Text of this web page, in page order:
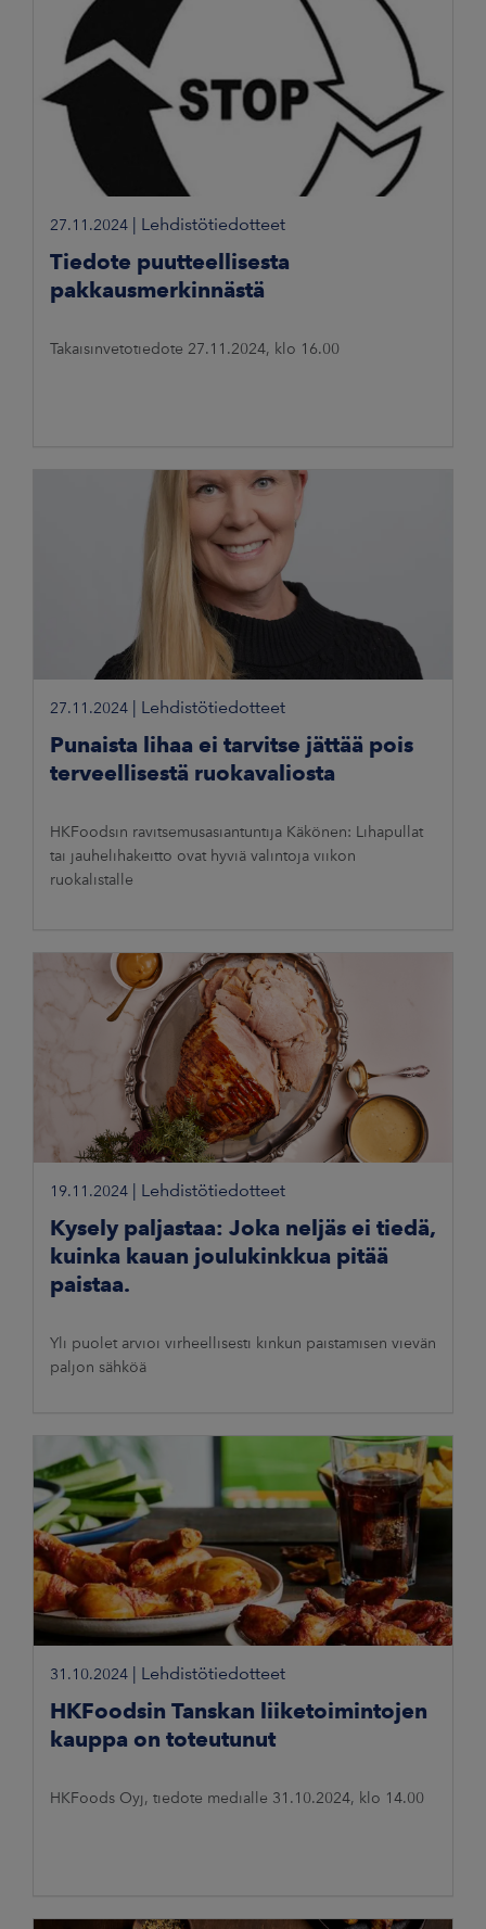
27.11.2024 Lehdistötiedotteet
Tiedote puutteellisesta
pakkausmerkinnästä
Takaisinvetotiedote 27.11.2024, klo 16.00
27.11.2024 Lehdistötiedotteet
Punaista lihaa ei tarvitse jättää pois
terveellisestä ruokavaliosta
HKFoodsin ravitsemusasiantuntija Käkönen: Lihapullat
tai jauhelihakeitto ovat hyviä valintoja viikon
ruokalistalle
19.11.2024 Lehdistötiedotteet
Kysely paljastaa: Joka neljäs ei tiedä,
kuinka kauan joulukinkkua pitää
paistaa.
Yli puolet arvioi virheellisesti kinkun paistamisen vievän
paljon sähköä
31.10.2024 Lehdistötiedotteet
HKFoodsin Tanskan liiketoimintojen
kauppa on toteutunut
HKFoods Oyj, tiedote medialle 31.10.2024, klo 14.00